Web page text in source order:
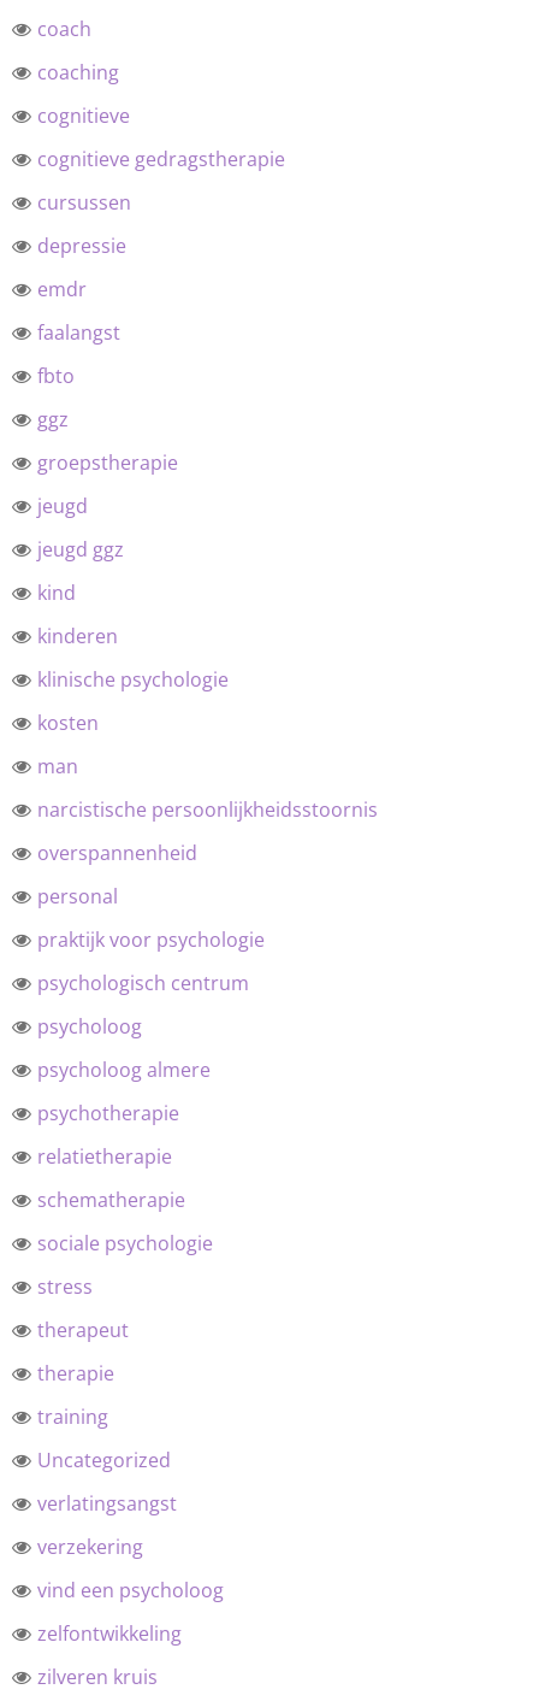
coach
coaching
cognitieve
cognitieve gedragstherapie
cursussen
depressie
emdr
faalangst
fbto
ggz
groepstherapie
jeugd
jeugd ggz
kind
kinderen
klinische psychologie
kosten
man
narcistische persoonlijkheidsstoornis
overspannenheid
personal
praktijk voor psychologie
psychologisch centrum
psycholoog
psycholoog almere
psychotherapie
relatietherapie
schematherapie
sociale psychologie
stress
therapeut
therapie
training
Uncategorized
verlatingsangst
verzekering
vind een psycholoog
zelfontwikkeling
zilveren kruis